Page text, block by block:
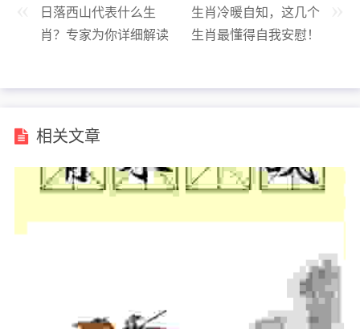
日落西山代表什么生
肖？专家为你详细解读
生肖冷暖自知，这几个
生肖最懂得自我安慰！
相关文章